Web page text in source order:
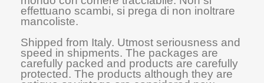
effettuano scambi, si prega di non inoltrare
mancoliste.
Shipped from Italy. Utmost seriousness and
speed in shipments. The packages are
carefully packed and products are carefully
protected. The products although they are